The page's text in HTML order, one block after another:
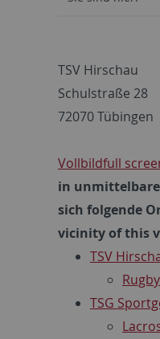
TSV Hirschau
Schulstraße 28
72070 Tübingen
Vollbildfull
in
sich folgende
vicinity of this
TSV
Rugby
TSG